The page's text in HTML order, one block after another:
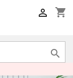
shopping_cart

